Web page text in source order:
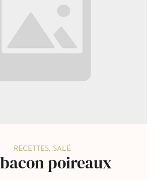
RECETTES, SALÉ
poireaux